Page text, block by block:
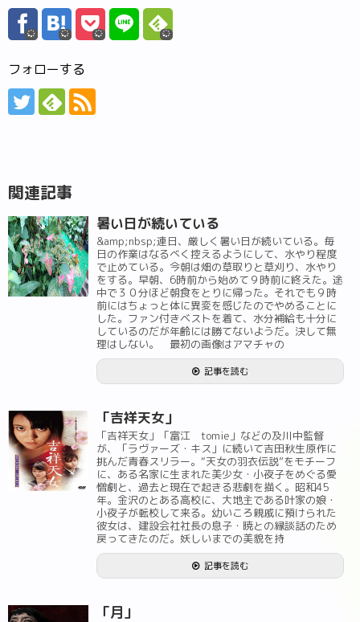
フォローする
関連記事
暑い日が続いている
&amp;nbsp;連日、厳しく暑い日が続いている。毎
日の作業はなるべく控えるようにして、水やり程度
で止めている。今朝は畑の草取りと草刈り、水やり
をする。早朝、6時前から始めて９時前に終えた。途
中で３０分ほど朝食をとりに帰った。それでも９時
前にはちょっと体に異変を感じたのでやめることに
した。ファン付きベストを着て、水分補給も十分に
しているのだが年齢には勝てないようだ。決して無
理はしない。 最初の画像はアマチャの
記事を読む
「吉祥天女」
「吉祥天女」「富江 tomie」などの及川中監督
が、「ラヴァーズ・キス」に続いて吉田秋生原作に
挑んだ青春スリラー。“天女の羽衣伝説”をモチーフ
に、ある名家に生まれた美少女・小夜子をめぐる愛
憎劇と、過去と現在で起きる悲劇を描く。昭和45
年。金沢のとある高校に、大地主である叶家の娘・
小夜子が転校して来る。幼いころ親戚に預けられた
彼女は、建設会社社長の息子・暁との縁談話のため
戻ってきたのだ。妖しいまでの美貌を持
記事を読む
「月」